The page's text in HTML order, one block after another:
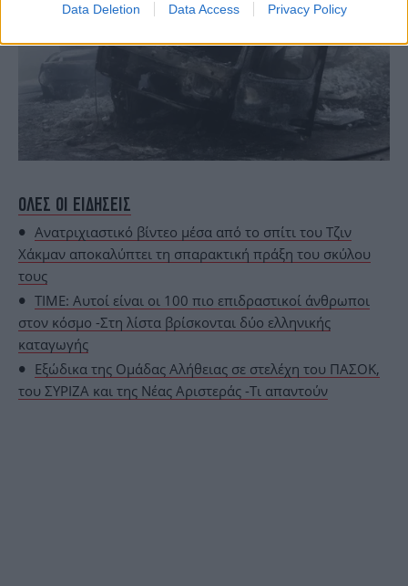
Data Deletion Data Access Privacy Policy
ΟΛΕΣ ΟΙ ΕΙΔΗΣΕΙΣ
Ανατριχιαστικό βίντεο μέσα από το σπίτι του Τζιν
Χάκμαν αποκαλύπτει τη σπαρακτική πράξη του σκύλου
τους
TIME: Αυτοί είναι οι 100 πιο επιδραστικοί άνθρωποι
στον κόσμο -Στη λίστα βρίσκονται δύο ελληνικής
καταγωγής
Εξώδικα της Ομάδας Αλήθειας σε στελέχη του ΠΑΣΟΚ,
του ΣΥΡΙΖΑ και της Νέας Αριστεράς -Τι απαντούν